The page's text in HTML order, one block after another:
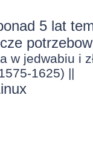
5 lat
w jedwabiu i
1625) ||